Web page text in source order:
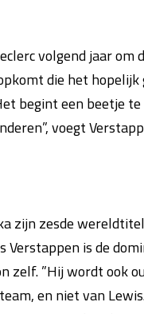
volgend jaar
die het
begint een beetje
voegt
zijn zesde
is de
zelf. ”Hij wordt ook
en niet van